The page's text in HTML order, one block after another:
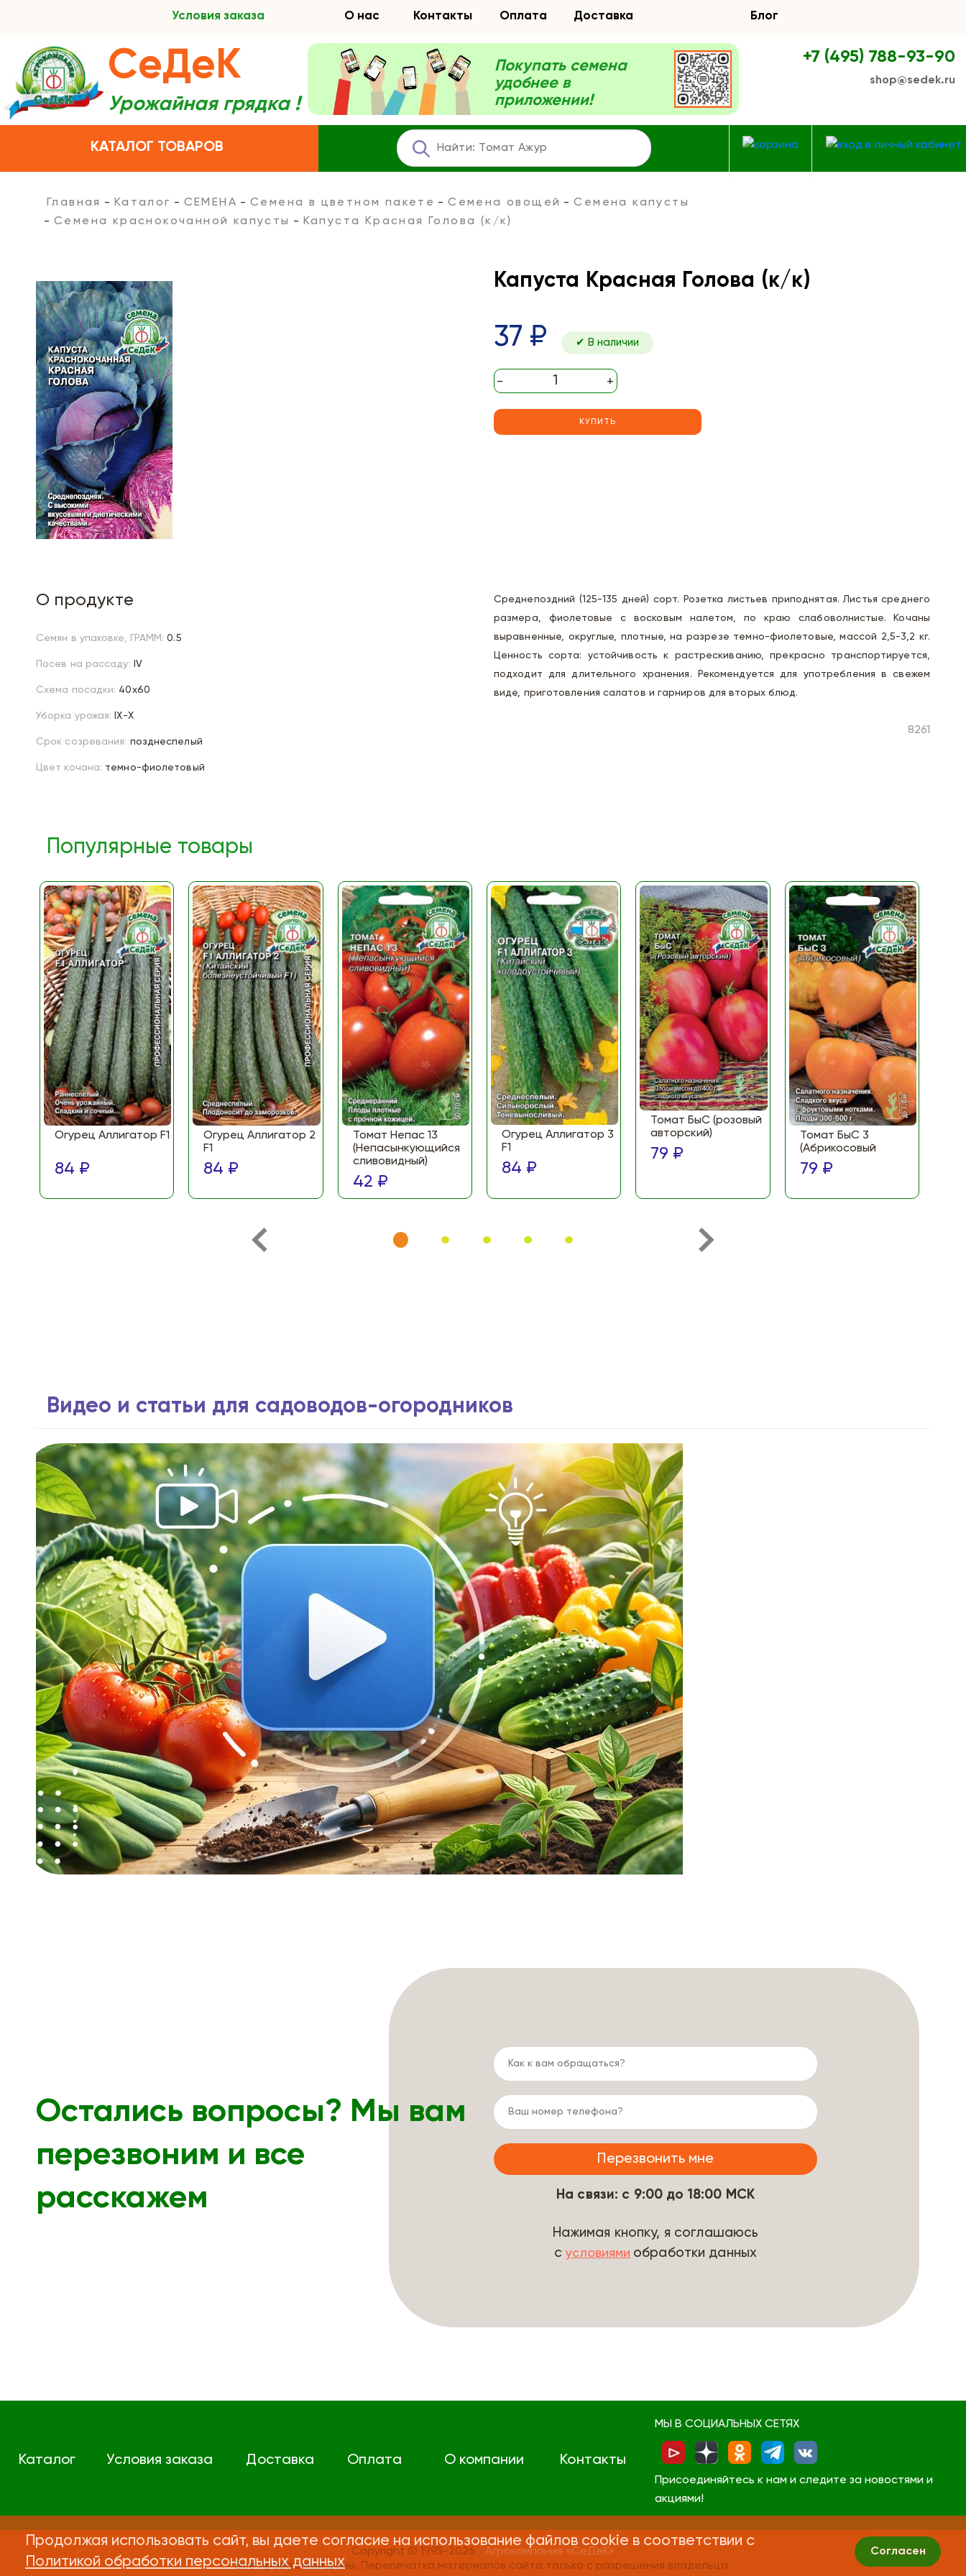
Условия заказа О нас Контакты Оплата Доставка Блог
КАТАЛОГ ТОВАРОВ
СеДеК
Урожайная грядка !
Покупать семена
удобнее в
приложении!
+7 (495) 788-93-90
shop@sedek.ru
Главная Каталог СЕМЕНА Семена в цветном пакете Семена овощей
Семена капусты
Семена краснокочанной капусты
Капуста Красная Голова (к/к)
Капуста Красная Голова (к/к)
37 ₽ ✔ В наличии
- +
КУПИТЬ
О продукте
Семян в упаковке, ГРАММ: 0.5
Посев на рассаду: IV
Схема посадки: 40х60
Уборка урожая: IX-X
Срок созревания: позднеспелый
Цвет кочана: темно-фиолетовый
Среднепоздний (125-135 дней) сорт. Розетка листьев приподнятая. Листья среднего
размера, фиолетовые с восковым налетом, по краю слабоволнистые. Кочаны
выравненные, округлые, плотные, на разрезе темно-фиолетовые, массой 2,5-3,2 кг.
Ценность сорта: устойчивость к растрескиванию, прекрасно транспортируется,
подходит для длительного хранения. Рекомендуется для употребления в свежем
виде, приготовления салатов и гарниров для вторых блюд.
8261
Популярные товары
Огурец Аллигатор F1
84 ₽
Огурец Аллигатор 2
F1
84 ₽
Томат Непас 13
(Непасынкующийся
сливовидный)
42 ₽
Огурец Аллигатор 3
F1
84 ₽
Томат БыС (розовый
авторский)
79 ₽
Томат БыС 3
(Абрикосовый
79 ₽
Видео и статьи для садоводов-огородников
Остались вопросы? Мы вам
перезвоним и все
расскажем
На связи: с 9:00 до 18:00 МСК
Нажимая кнопку, я соглашаюсь
с условиями обработки данных
Каталог Условия заказа Доставка Оплата О компании Контакты
МЫ В СОЦИАЛЬНЫХ СЕТЯХ
Присоединяйтесь к нам и следите за новостями и
акциями!
Copyright © 1995-2026
Агрокомпания «СеДеК»
Все права защищены. Перепечатка материалов сайта только с разрешения владельца.
Продолжая использовать сайт, вы даете согласие на использование файлов cookie в соответствии с
Политикой обработки персональных данных
Согласен